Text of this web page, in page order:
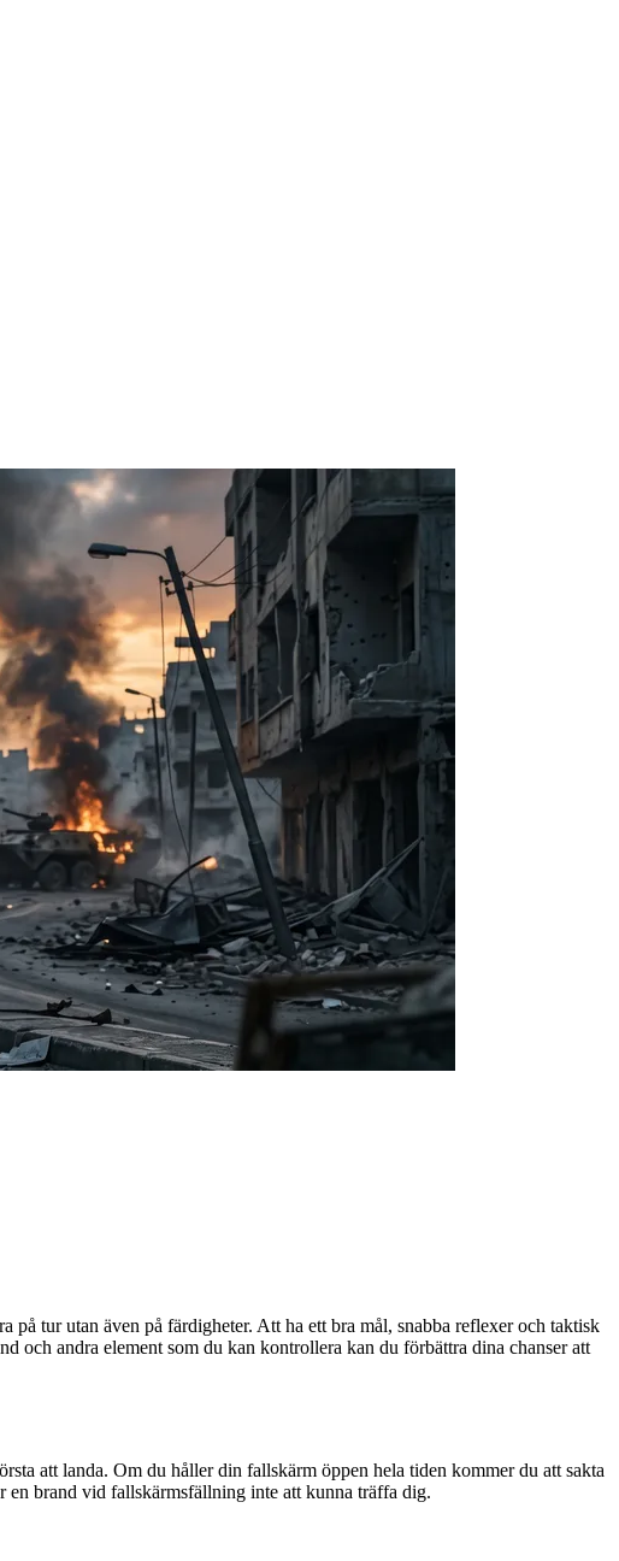
tur utan även på färdigheter. Att ha ett bra mål, snabba reflexer och taktisk
och andra element som du kan kontrollera kan du förbättra dina chanser att
att landa. Om du håller din fallskärm öppen hela tiden kommer du att sakta
en brand vid fallskärmsfällning inte att kunna träffa dig.